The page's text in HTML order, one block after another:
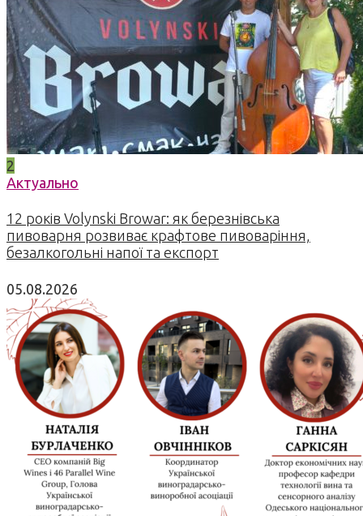
2
Актуально
12 років Volynski Browar: як березнівська
пивоварня розвиває крафтове пивоваріння,
безалкогольні напої та експорт
05.08.2026